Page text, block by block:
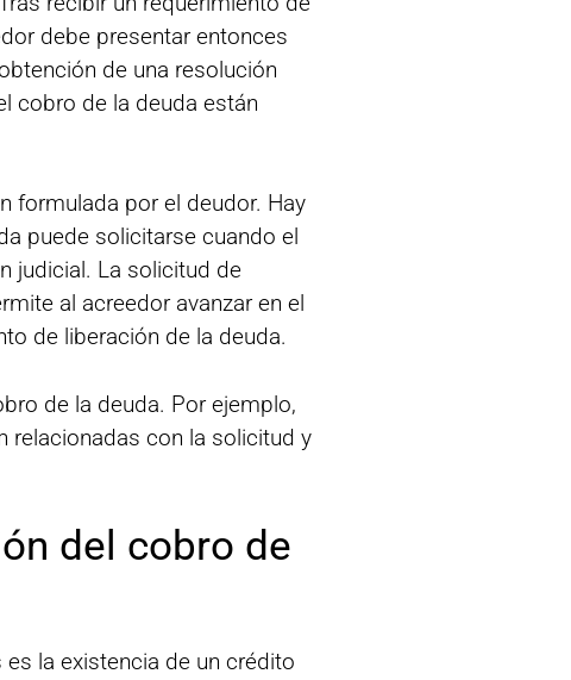
debe presentar entonces
de una resolución
cobro de la deuda están
formulada por el deudor. Hay
puede solicitarse cuando el
judicial. La solicitud de
al acreedor avanzar en el
de liberación de la deuda.
de la deuda. Por ejemplo,
relacionadas con la solicitud y
del cobro de
la existencia de un crédito